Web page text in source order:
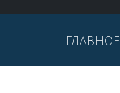
ГЛАВНОЕ